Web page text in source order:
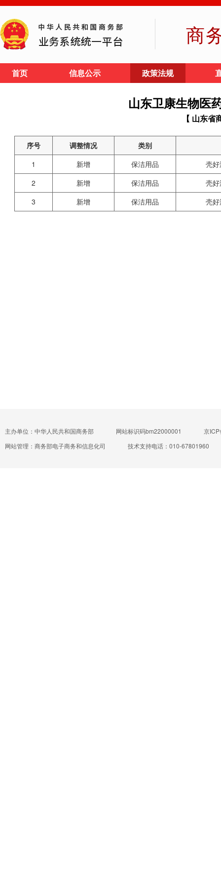
商
首页 信息公示 政策法规
山东卫康生物医
【 山东省
序号 调整情况
类别
1
新增 保洁用品
壳
2
新增 保洁用品
壳
3
新增 保洁用品 壳
主办单位：中华人民共和国商务部 网站标识码bm22000001
京
网站管理：商务部电子商务和信息化司
技术支持电话：010-67801960